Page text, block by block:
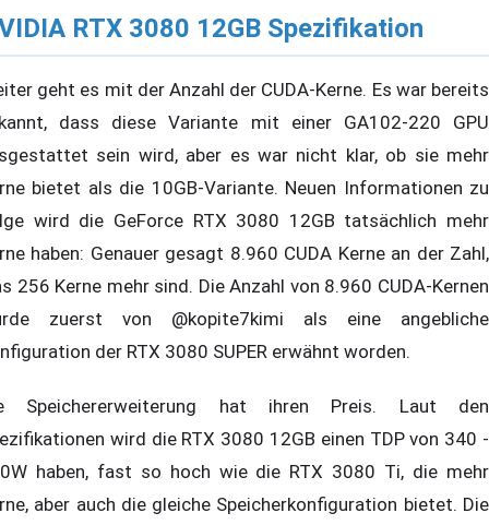
RTX 3080 12GB Spezifikation
geht es mit der Anzahl der CUDA-Kerne. Es war bereits
dass diese Variante mit einer GA102-220 GPU
sein wird, aber es war nicht klar, ob sie mehr
bietet als die 10GB-Variante. Neuen Informationen zu
wird die GeForce RTX 3080 12GB tatsächlich mehr
haben: Genauer gesagt 8.960 CUDA Kerne an der Zahl,
256 Kerne mehr sind. Die Anzahl von 8.960 CUDA-Kernen
zuerst von @kopite7kimi als eine angebliche
der RTX 3080 SUPER erwähnt worden.
Speichererweiterung hat ihren Preis. Laut den
wird die RTX 3080 12GB einen TDP von 340 -
haben, fast so hoch wie die RTX 3080 Ti, die mehr
aber auch die gleiche Speicherkonfiguration bietet. Die